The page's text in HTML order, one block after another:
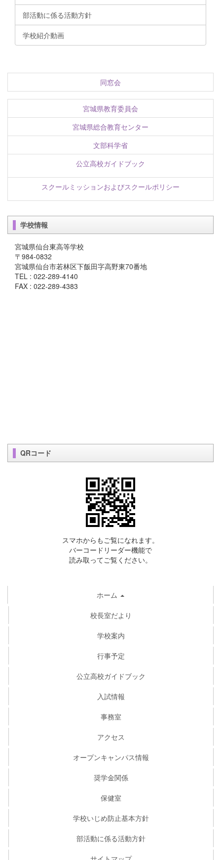
部活動に係る活動方針
学校紹介動画
同窓会
宮城県教育委員会
宮城県総合教育センター
文部科学省
公立高校ガイドブック
スクールミッションおよびスクールポリシー
学校情報
宮城県仙台東高等学校
〒984-0832
宮城県仙台市若林区下飯田字高野東70番地
TEL : 022-289-4140
FAX : 022-289-4383
QRコード
スマホからもご覧になれます。
バーコードリーダー機能で
読み取ってご覧ください。
ホーム
校長室だより
学校案内
行事予定
公立高校ガイドブック
入試情報
事務室
アクセス
オープンキャンパス情報
奨学金関係
保健室
学校いじめ防止基本方針
部活動に係る活動方針